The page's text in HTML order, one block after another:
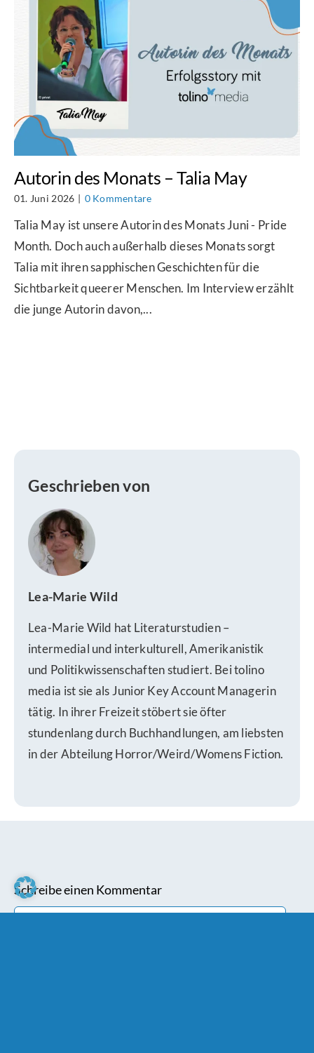
Autorin des Monats – Talia May
01. Juni 2026 | 0 Kommentare
Talia May ist unsere Autorin des Monats Juni - Pride
Month. Doch auch außerhalb dieses Monats sorgt
Talia mit ihren sapphischen Geschichten für die
Sichtbarkeit queerer Menschen. Im Interview erzählt
die junge Autorin davon,...
Geschrieben von
Lea-Marie Wild
Lea-Marie Wild hat Literaturstudien –
intermedial und interkulturell, Amerikanistik
und Politikwissenschaften studiert. Bei tolino
media ist sie als Junior Key Account Managerin
tätig. In ihrer Freizeit stöbert sie öfter
stundenlang durch Buchhandlungen, am liebsten
in der Abteilung Horror/Weird/Womens Fiction.
Schreibe einen Kommentar
Comment